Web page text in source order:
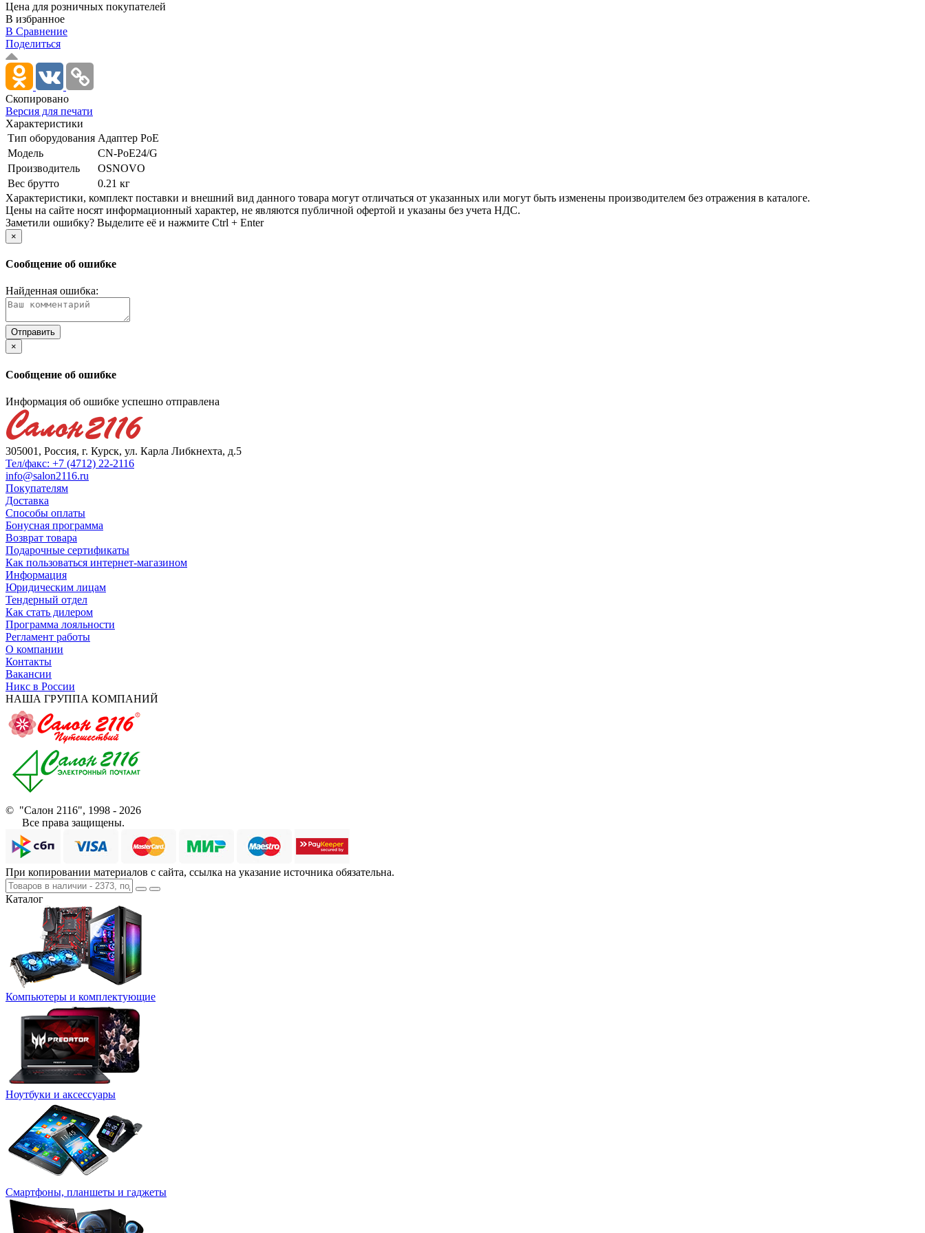
Цена для розничных покупателей
В избранное
В Сравнение
Поделиться
Скопировано
Версия для печати
Характеристики
Тип оборудования Адаптер PoE
Модель
CN-PoE24/­G
Производитель
OSNOVO
Вес брутто
0.21 кг
Xарактеристики, комплект поставки и внешний вид данного товара могут отличаться от указанных или могут быть изменены производителем без отражения в каталоге.
Цены на сайте носят информационный характер, не являются публичной офертой и указаны без учета НДС.
Заметили ошибку? Выделите её и нажмите Ctrl + Enter
×
Сообщение об ошибке
Найденная ошибка:
×
Сообщение об ошибке
Информация об ошибке успешно отправлена
305001, Россия, г. Курск, ул. Карла Либкнехта, д.5
Тел/факс: +7 (4712) 22-2116
info@salon2116.ru
Покупателям
Доставка
Способы оплаты
Бонусная программа
Возврат товара
Подарочные сертификаты
Как пользоваться интернет-магазином
Информация
Юридическим лицам
Тендерный отдел
Как стать дилером
Программа лояльности
Регламент работы
О компании
Контакты
Вакансии
Никс в России
НАША ГРУППА КОМПАНИЙ
© "Салон 2116", 1998 - 2026
Все права защищены.
При копировании материалов с сайта, ссылка на указание источника обязательна.
Каталог
Компьютеры и комплектующие
Ноутбуки и аксессуары
Смартфоны, планшеты и гаджеты